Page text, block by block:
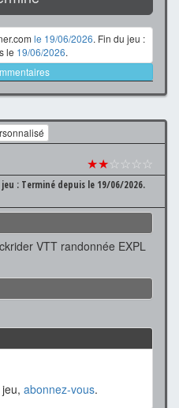
le 19/06/2026. Fin du jeu :
le 19/06/2026.
★★☆☆☆☆
: Terminé depuis le 19/06/2026.
VTT randonnée EXPL
abonnez-vous.